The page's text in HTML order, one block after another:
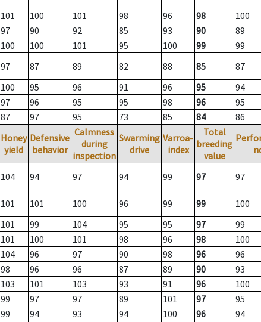
101 100 101 98 96 98
100
97 90 92 85 93 90
89
100 100 101 95 100 99
99
97 87 89 82 88 85
87
100 95 96 91 96 95
94
97 96 95 95 98 96
95
87 97 95 73 85 84 86
Honey
yield
Defensive
behavior
Calmness
during
inspection
Swarming
drive
Varroa-
index
Total
breeding
value
104 94 97 94 99 97 97
101 101 100 96 99 99
100
101 99 104 95 95 97
99
101 100 101 98 96 98
100
104 96 97 90 98 96
96
98 96 96 87 89 90
93
103 101 103 93 91 96
100
99 97 97 89 101 97
95
99 94 93 94 100 96
94